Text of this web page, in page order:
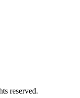
reserved.